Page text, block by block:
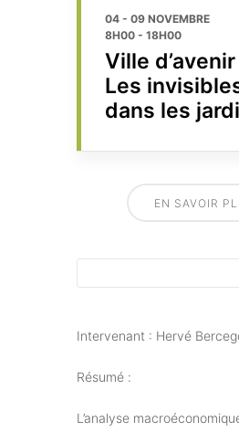
04 - 09 NOVEMBRE
8H00 - 18H00
Ville d’avenir
Les
dans les
EN SAVOIR
Intervenant : Hervé
Résumé :
L’analyse